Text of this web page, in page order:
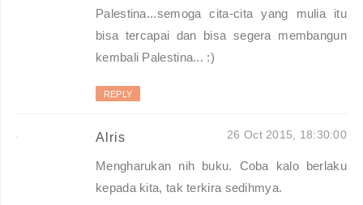
Palestina...semoga cita-cita yang mulia itu
bisa tercapai dan bisa segera membangun
kembali Palestina... :)
REPLY
Alris 26 Oct 2015, 18:30:00
Mengharukan nih buku. Coba kalo berlaku
kepada kita, tak terkira sedihmya.